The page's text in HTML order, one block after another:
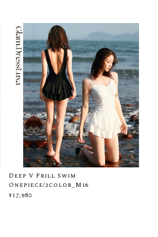
Deep V Frill Swim
Onepiece/2color_M16
¥17,980